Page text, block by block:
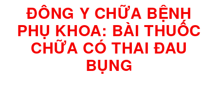
NET
ĐÔNG Y CHỮA BỆNH
PHỤ KHOA: BÀI THUỐC
CHỮA CÓ THAI ĐAU
BỤNG